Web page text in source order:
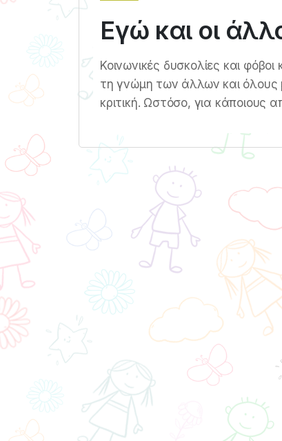
Εγώ και οι
Κοινωνικές δυσκολίες και
τη γνώμη των άλλων και όλους
κριτική. Ωστόσο, για κάποιους